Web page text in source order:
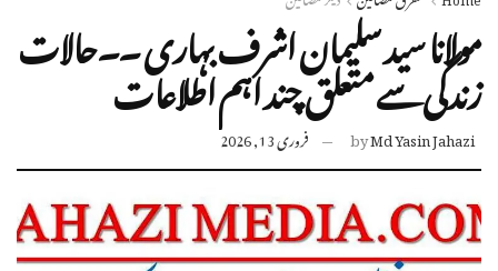
مولانا سید سلیمان اشرف بہاری ۔۔حالات
زندگی سے متعلق چند اہم اطلاعات
byMd Yasin Jahazi فروری 13, 2026